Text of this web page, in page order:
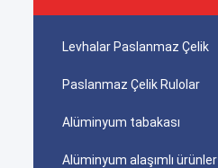
Levhalar Paslanmaz Çelik
Paslanmaz Çelik Rulolar
Alüminyum tabakası
Alüminyum alaşımlı ürünler